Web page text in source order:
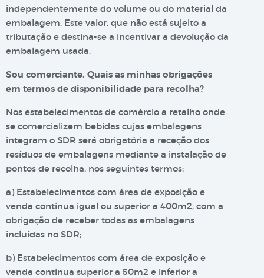
independentemente do volume ou do material da
embalagem. Este valor, que não está sujeito a
tributação e destina-se a incentivar a devolução da
embalagem usada.
Sou comerciante. Quais as minhas obrigações
em termos de disponibilidade para recolha?
Nos estabelecimentos de comércio a retalho onde
se comercializem bebidas cujas embalagens
integram o SDR será obrigatória a receção dos
resíduos de embalagens mediante a instalação de
pontos de recolha, nos seguintes termos:
a) Estabelecimentos com área de exposição e
venda contínua igual ou superior a 400m2, com a
obrigação de receber todas as embalagens
incluídas no SDR;
b) Estabelecimentos com área de exposição e
venda contínua superior a 50m2 e inferior a